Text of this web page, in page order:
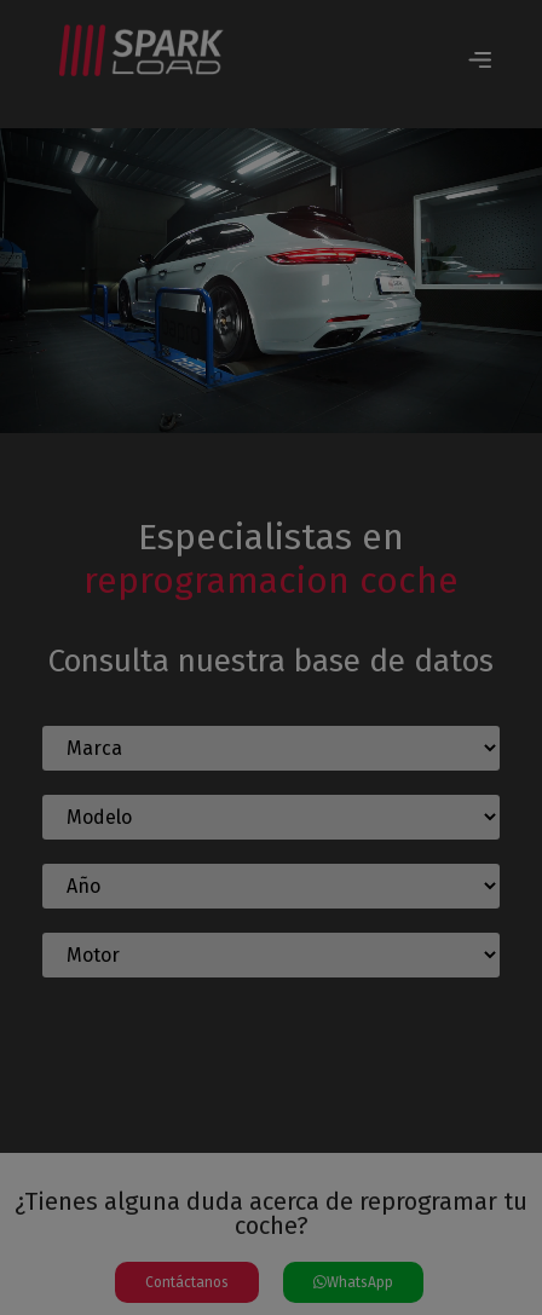
Especialistas en
reprogramacion coche
Consulta nuestra base de datos
¿Tienes alguna duda acerca de reprogramar tu
coche?
Contáctanos WhatsApp